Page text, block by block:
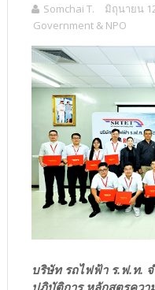
Somchai T. มิถุนายน
Government & NPO
บริษัท รถไฟฟ้า ร.ฟ.ท.
ปฏิบัติการ หลักสูตรคว